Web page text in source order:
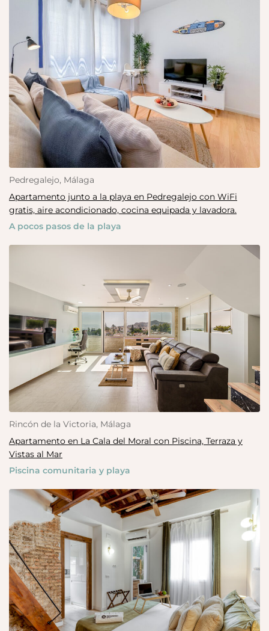
Pedregalejo, Málaga
Apartamento junto a la playa en Pedregalejo con WiFi
gratis, aire acondicionado, cocina equipada y lavadora.
A pocos pasos de la playa
Rincón de la Victoria, Málaga
Apartamento en La Cala del Moral con Piscina, Terraza y
Vistas al Mar
Piscina comunitaria y playa